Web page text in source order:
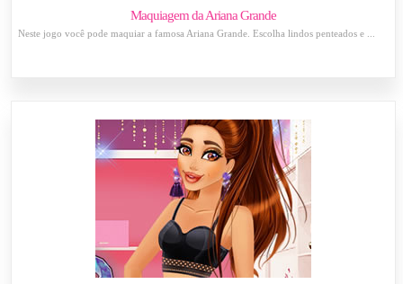
Maquiagem da Ariana Grande
Neste jogo você pode maquiar a famosa Ariana Grande. Escolha lindos penteados e ...